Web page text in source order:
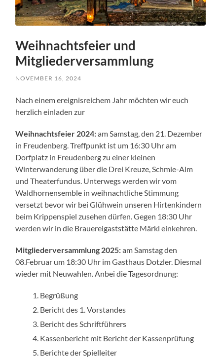
Weihnachtsfeier und
Mitgliederversammlung
NOVEMBER 16, 2024
Nach einem ereignisreichem Jahr möchten wir euch
herzlich einladen zur
Weihnachtsfeier 2024:am Samstag, den 21. Dezember
in Freudenberg. Treffpunkt ist um 16:30 Uhr am
Dorfplatz in Freudenberg zu einer kleinen
Winterwanderung über die Drei Kreuze, Schmie-Alm
und Theaterfundus. Unterwegs werden wir vom
Waldhornensemble in weihnachtliche Stimmung
versetzt bevor wir bei Glühwein unseren Hirtenkindern
beim Krippenspiel zusehen dürfen. Gegen 18:30 Uhr
werden wir in die Brauereigaststätte Märkl einkehren.
Mitgliederversammlung 2025:am Samstag den
08.Februar um 18:30 Uhr im Gasthaus Dotzler. Diesmal
wieder mit Neuwahlen. Anbei die Tagesordnung:
Begrüßung
Bericht des 1. Vorstandes
Bericht des Schriftführers
Kassenbericht mit Bericht der Kassenprüfung
Berichte der Spielleiter